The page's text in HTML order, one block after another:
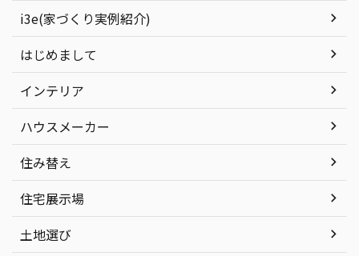
i3e(家づくり実例紹介)
はじめまして
インテリア
ハウスメーカー
住み替え
住宅展示場
土地選び